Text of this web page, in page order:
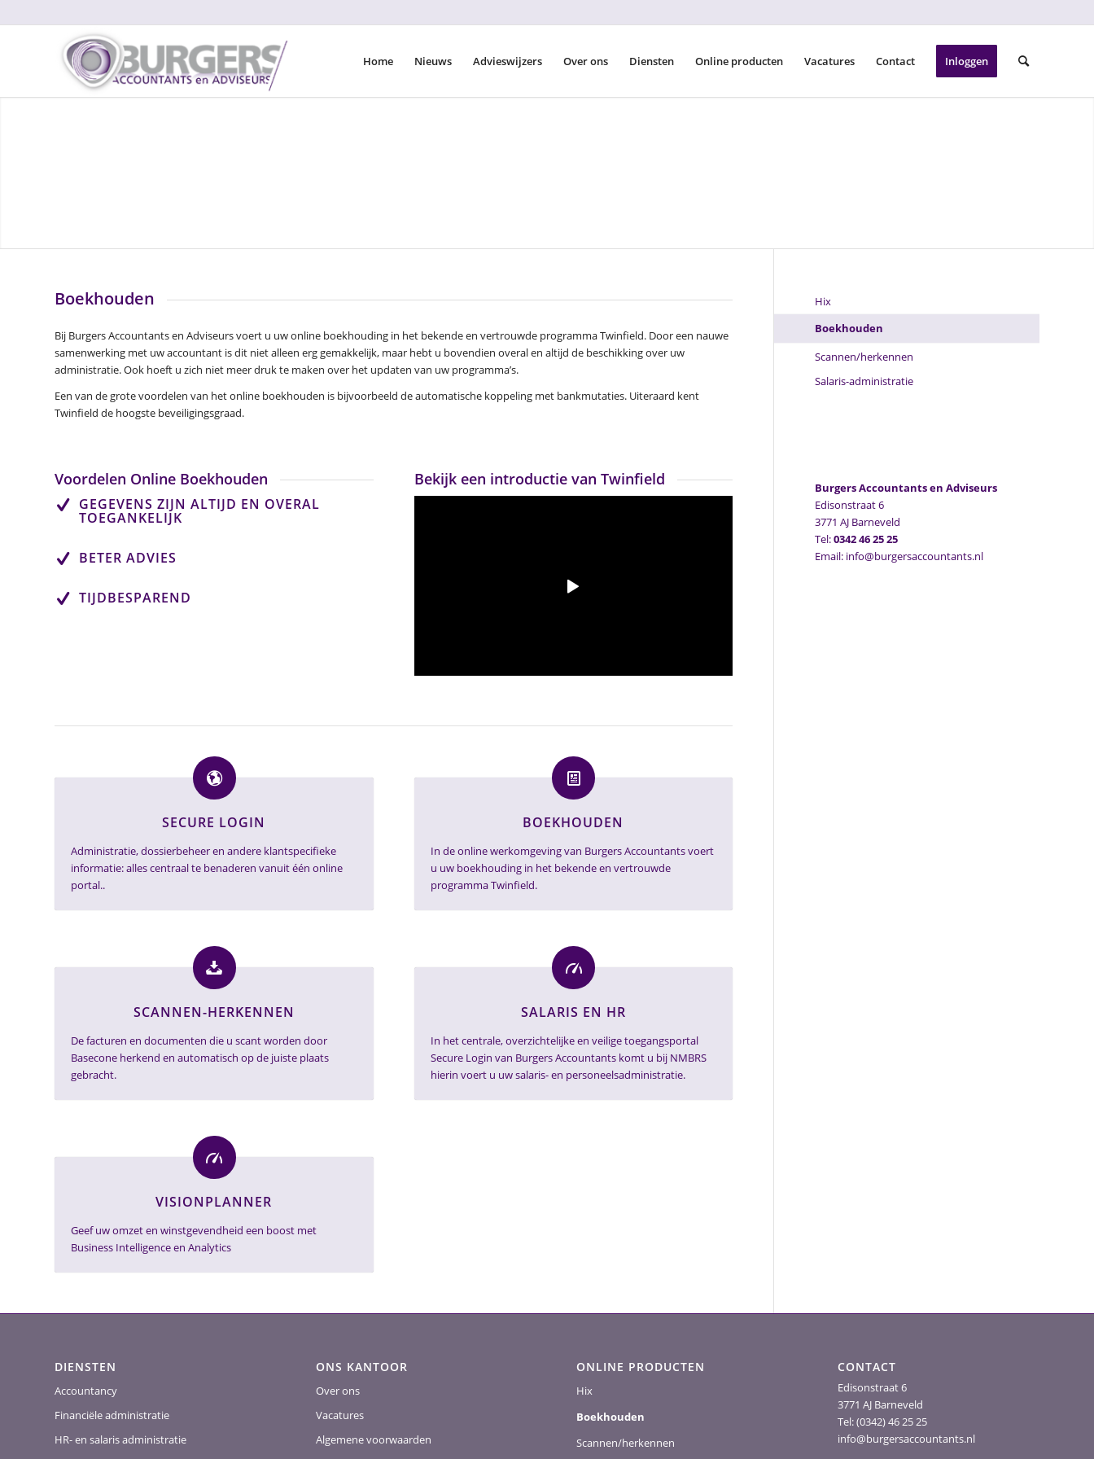
Home Nieuws Advieswijzers Over ons Diensten Online producten Vacatures Contact Inloggen
Boekhouden
Bij Burgers Accountants en Adviseurs voert u uw online boekhouding in het bekende en vertrouwde programma Twinfield. Door een nauwe
samenwerking met uw accountant is dit niet alleen erg gemakkelijk, maar hebt u bovendien overal en altijd de beschikking over uw
administratie. Ook hoeft u zich niet meer druk te maken over het updaten van uw programma’s.
Een van de grote voordelen van het online boekhouden is bijvoorbeeld de automatische koppeling met bankmutaties. Uiteraard kent
Twinfield de hoogste beveiligingsgraad.
Voordelen Online Boekhouden
GEGEVENS ZIJN ALTIJD EN OVERAL
TOEGANKELIJK
BETER ADVIES
TIJDBESPAREND
Bekijk een introductie van Twinfield
SECURE LOGIN
Administratie, dossierbeheer en andere klantspecifieke
informatie: alles centraal te benaderen vanuit één online
portal..
BOEKHOUDEN
In de online werkomgeving van Burgers Accountants voert
u uw boekhouding in het bekende en vertrouwde
programma Twinfield.
SCANNEN-HERKENNEN
De facturen en documenten die u scant worden door
Basecone herkend en automatisch op de juiste plaats
gebracht.
SALARIS EN HR
In het centrale, overzichtelijke en veilige toegangsportal
Secure Login van Burgers Accountants komt u bij NMBRS
hierin voert u uw salaris- en personeelsadministratie.
VISIONPLANNER
Geef uw omzet en winstgevendheid een boost met
Business Intelligence en Analytics
Hix
Boekhouden
Scannen/herkennen
Salaris-administratie
Burgers Accountants en Adviseurs
Edisonstraat 6
3771 AJ Barneveld
Tel:0342 46 25 25
Email: info@burgersaccountants.nl
DIENSTEN
Accountancy
Financiële administratie
HR- en salaris administratie
ONS KANTOOR
Over ons
Vacatures
Algemene voorwaarden
ONLINE PRODUCTEN
Hix
Boekhouden
Scannen/herkennen
CONTACT
Edisonstraat 6
3771 AJ Barneveld
Tel: (0342) 46 25 25
info@burgersaccountants.nl